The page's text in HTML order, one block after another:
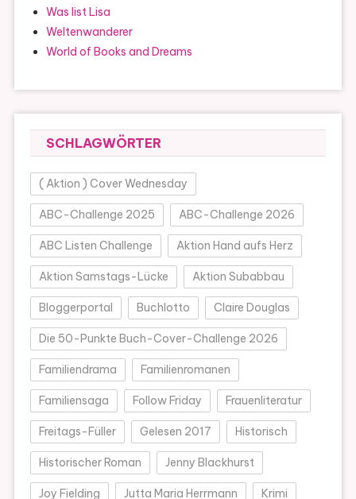
Was list Lisa
Weltenwanderer
World of Books and Dreams
SCHLAGWÖRTER
( Aktion ) Cover Wednesday
ABC-Challenge 2025 ABC-Challenge 2026
ABC Listen Challenge Aktion Hand aufs Herz
Aktion Samstags-Lücke Aktion Subabbau
Bloggerportal Buchlotto Claire Douglas
Die 50-Punkte Buch-Cover-Challenge 2026
Familiendrama Familienromanen
Familiensaga Follow Friday Frauenliteratur
Freitags-Füller Gelesen 2017 Historisch
Historischer Roman Jenny Blackhurst
Joy Fielding Jutta Maria Herrmann Krimi